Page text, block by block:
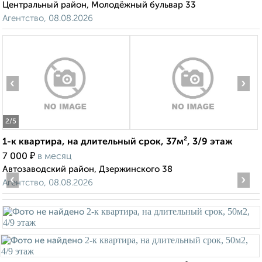
Центральный район, Молодёжный бульвар 33
Агентство, 08.08.2026
2/5
‹ ›
1-к квартира, на длительный срок, 37м², 3/9 этаж
7 000 ₽ в месяц
Автозаводский район, Дзержинского 38
Агентство, 08.08.2026
‹ ›